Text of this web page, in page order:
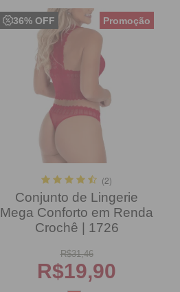
36% OFF
(2)
Conjunto de Lingerie
Mega Conforto em Renda
Crochê | 1726
R$31,46
R$19,90